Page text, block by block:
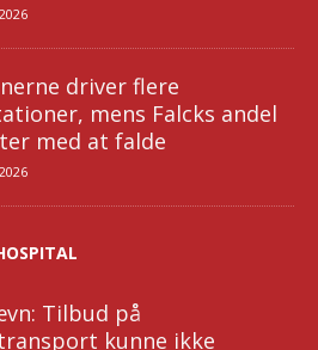
driver flere
mens Falcks andel
med at falde
Tilbud på
kunne ikke